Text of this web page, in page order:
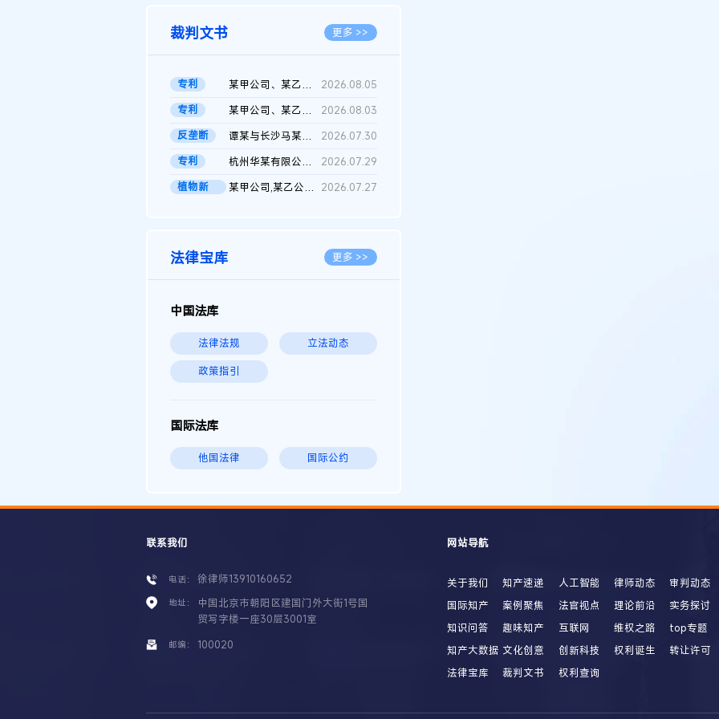
裁判文书 更多 >>
专利 某甲公司、某乙公司、某丙公司申请诉前行为保全复议裁定书
2026.08.05
专利
某甲公司、某乙公司、官某与某丙公司专利申请权权属纠纷 二审判决...
2026.08.03
反垄断
谭某与长沙马某堆农产品股份有限公司滥用市场支配地位纠纷二审裁...
2026.07.30
专利
杭州华某有限公司与菲某有限公司侵害发明专利权纠纷
2026.07.29
植物新
某甲公司,某乙公司,某门市部,某丙公司植物新品种临时保护期使用费... 2026.07.27
法律宝库 更多 >>
中国法库
法律法规 立法动态
政策指引
国际法库
他国法律 国际公约
联系我们
电话： 徐律师13910160652
地址：
中国北京市朝阳区建国门外大街1号国
贸写字楼一座30层3001室
邮编： 100020
网站导航
关于我们 知产速递 人工智能 律师动态
审判动态
国际知产
案例聚焦 法官视点 理论前沿
实务探讨
知识问答
趣味知产 互联网 维权之路
top专题
知产大数据 文化创意 创新科技 权利诞生
转让许可
法律宝库
裁判文书 权利查询